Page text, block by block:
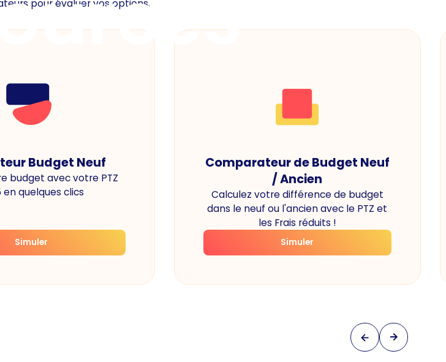
pour évaluer vos options.
Budget Neuf
budget avec votre PTZ
en quelques clics
Simuler
Comparateur de Budget Neuf
/ Ancien
Calculez votre différence de budget
dans le neuf ou l'ancien avec le PTZ et
les Frais réduits !
Simuler